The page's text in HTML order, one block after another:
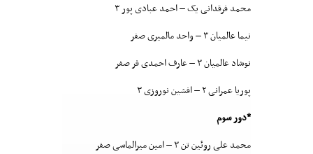
محمد فرقدانی یک – احمد عبادی پور ۳
نیما عالمیان ۳ – واحد مالمیری صفر
نوشاد عالمیان ۳ – عارف احمدی فر صفر
پوریا عمرانی ۲ – افشین نوروزی ۳
*دور سوم
محمد علی روئین تن ۳ – امین میرالماسی صفر